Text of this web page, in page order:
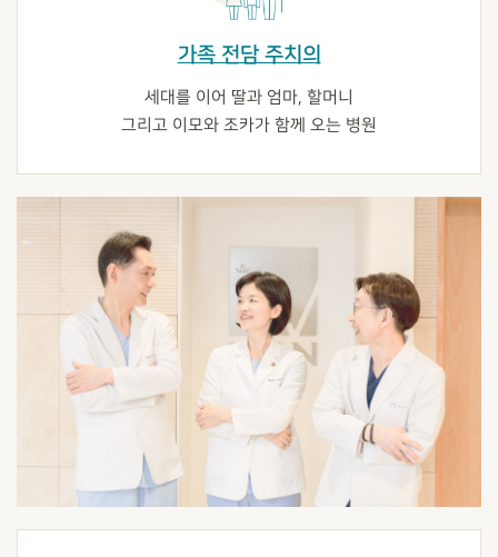
가족 전담 주치의
세대를 이어 딸과 엄마, 할머니
그리고 이모와 조카가 함께 오는 병원